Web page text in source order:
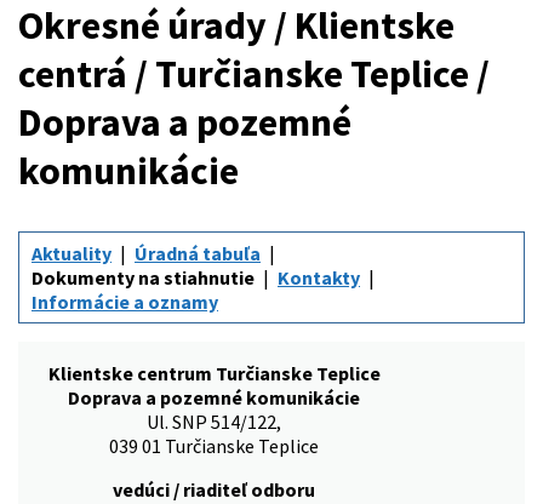
Okresné úrady / Klientske
centrá / Turčianske Teplice /
Doprava a pozemné
komunikácie
Aktuality
Úradná tabuľa
Dokumenty na stiahnutie
Kontakty
Informácie a oznamy
Klientske centrum Turčianske Teplice
Doprava a pozemné komunikácie
Ul. SNP 514/122,
039 01 Turčianske Teplice
vedúci / riaditeľ odboru